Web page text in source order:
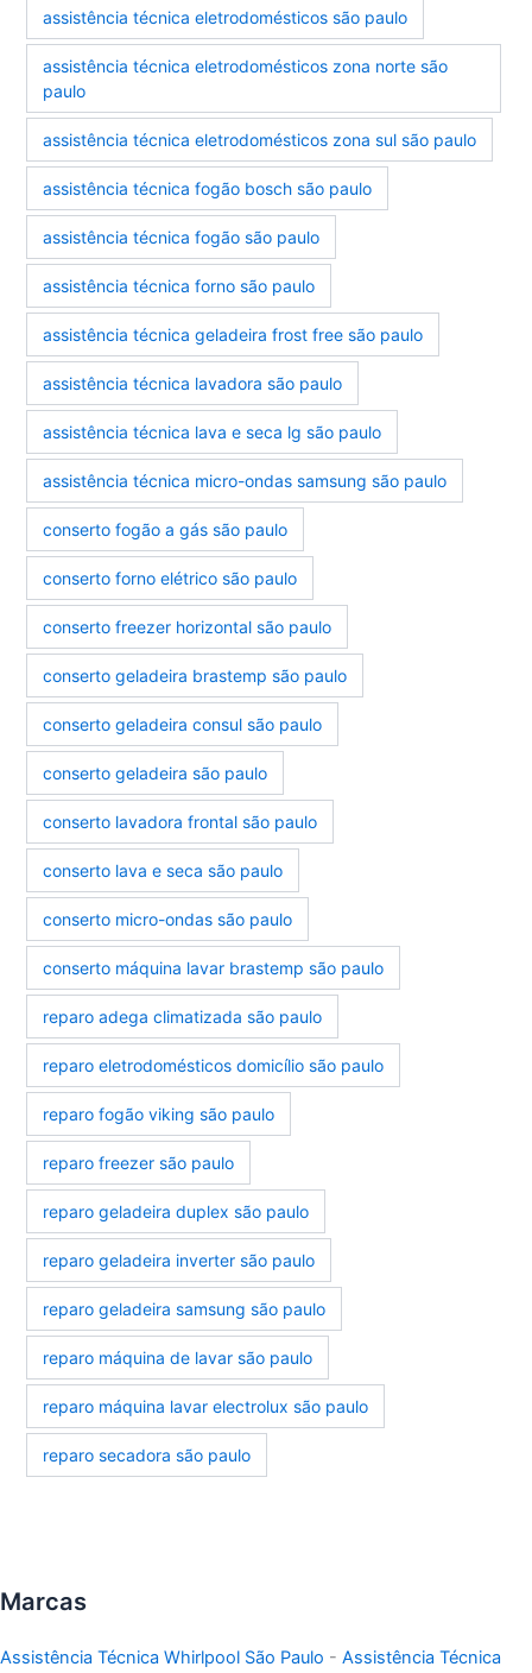
assistência técnica eletrodomésticos são paulo
assistência técnica eletrodomésticos zona norte são
paulo
assistência técnica eletrodomésticos zona sul são paulo
assistência técnica fogão bosch são paulo
assistência técnica fogão são paulo
assistência técnica forno são paulo
assistência técnica geladeira frost free são paulo
assistência técnica lavadora são paulo
assistência técnica lava e seca lg são paulo
assistência técnica micro-ondas samsung são paulo
conserto fogão a gás são paulo
conserto forno elétrico são paulo
conserto freezer horizontal são paulo
conserto geladeira brastemp são paulo
conserto geladeira consul são paulo
conserto geladeira são paulo
conserto lavadora frontal são paulo
conserto lava e seca são paulo
conserto micro-ondas são paulo
conserto máquina lavar brastemp são paulo
reparo adega climatizada são paulo
reparo eletrodomésticos domicílio são paulo
reparo fogão viking são paulo
reparo freezer são paulo
reparo geladeira duplex são paulo
reparo geladeira inverter são paulo
reparo geladeira samsung são paulo
reparo máquina de lavar são paulo
reparo máquina lavar electrolux são paulo
reparo secadora são paulo
Marcas
Assistência Técnica Whirlpool São Paulo - Assistência Técnica